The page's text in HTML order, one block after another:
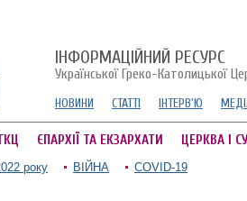
ІНФОРМАЦІЙНИЙ РЕСУРС
Української Греко-Католицької
НОВИНИ СТАТТІ ІНТЕРВ'Ю
ЄПАРХІЇ ТА ЕКЗАРХАТИ ЦЕРКВА І
року ВІЙНА COVID-19